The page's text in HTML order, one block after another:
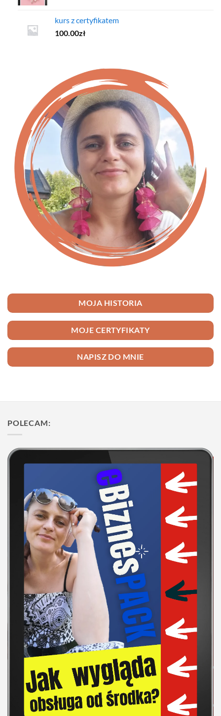
kurs z certyfikatem
100.00zł
MOJA HISTORIA
MOJE CERTYFIKATY
NAPISZ DO MNIE
POLECAM: